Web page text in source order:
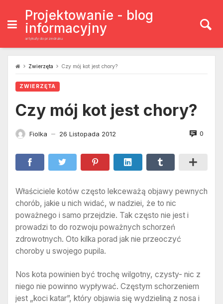
content
Projektowanie - blog
informacyjny
artykuły do przedruku
Zwierzęta Czy mój kot jest chory?
ZWIERZĘTA
Czy mój kot jest chory?
Fiolka — 26 Listopada 2012 0
Właściciele kotów często lekceważą objawy pewnych
chorób, jakie u nich widać, w nadziei, że to nic
poważnego i samo przejdzie. Tak często nie jest i
prowadzi to do rozwoju poważnych schorzeń
zdrowotnych. Oto kilka porad jak nie przeoczyć
choroby u swojego pupila.
Nos kota powinien być trochę wilgotny, czysty- nic z
niego nie powinno wypływać. Częstym schorzeniem
jest „koci katar”, który objawia się wydzieliną z nosa i